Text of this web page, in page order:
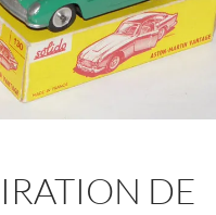
DE